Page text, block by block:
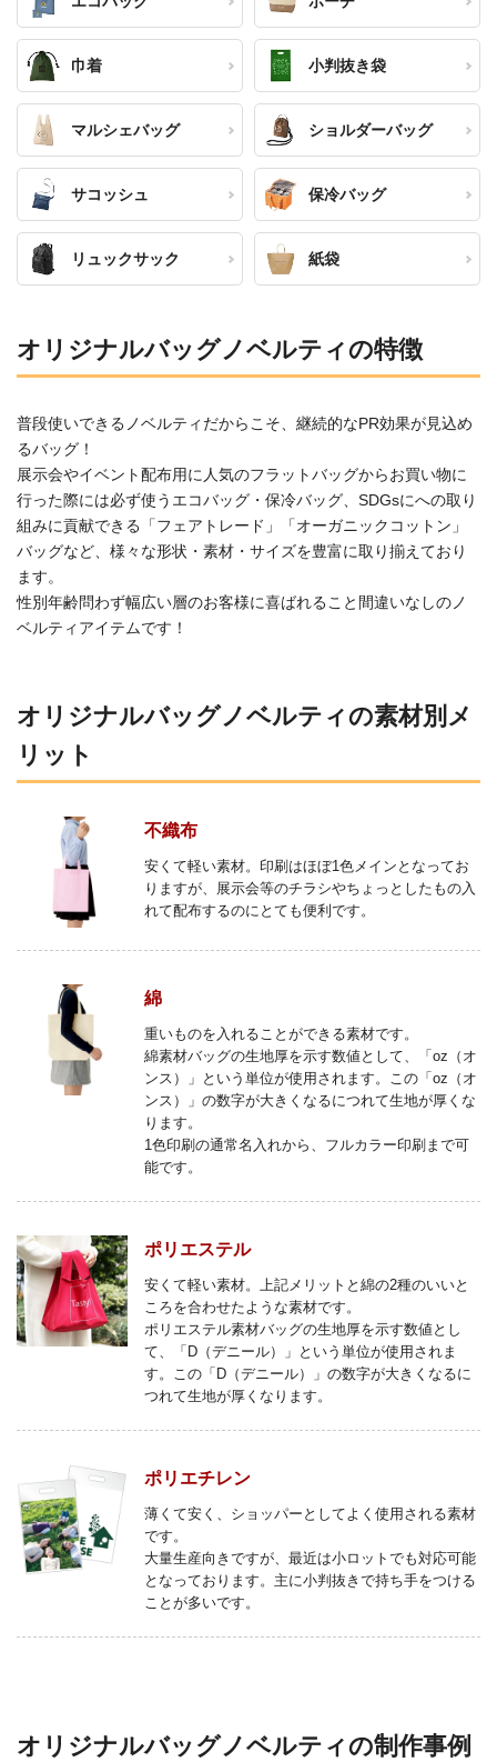
巾着 小判抜き袋
マルシェバッグ ショルダーバッグ
サコッシュ 保冷バッグ
リュックサック 紙袋
オリジナルバッグノベルティの特徴
普段使いできるノベルティだからこそ、継続的なPR効果が見込め
るバッグ！
展示会やイベント配布用に人気のフラットバッグからお買い物に
行った際には必ず使うエコバッグ・保冷バッグ、SDGsにへの取り
組みに貢献できる「フェアトレード」「オーガニックコットン」
バッグなど、様々な形状・素材・サイズを豊富に取り揃えており
ます。
性別年齢問わず幅広い層のお客様に喜ばれること間違いなしのノ
ベルティアイテムです！
オリジナルバッグノベルティの素材別メ
リット
不織布
安くて軽い素材。印刷はほぼ1色メインとなってお
りますが、展示会等のチラシやちょっとしたもの入
れて配布するのにとても便利です。
綿
重いものを入れることができる素材です。
綿素材バッグの生地厚を示す数値として、「oz（オ
ンス）」という単位が使用されます。この「oz（オ
ンス）」の数字が大きくなるにつれて生地が厚くな
ります。
1色印刷の通常名入れから、フルカラー印刷まで可
能です。
ポリエステル
安くて軽い素材。上記メリットと綿の2種のいいと
ころを合わせたような素材です。
ポリエステル素材バッグの生地厚を示す数値とし
て、「D（デニール）」という単位が使用されま
す。この「D（デニール）」の数字が大きくなるに
つれて生地が厚くなります。
ポリエチレン
薄くて安く、ショッパーとしてよく使用される素材
です。
大量生産向きですが、最近は小ロットでも対応可能
となっております。主に小判抜きで持ち手をつける
ことが多いです。
オリジナルバッグノベルティの制作事例